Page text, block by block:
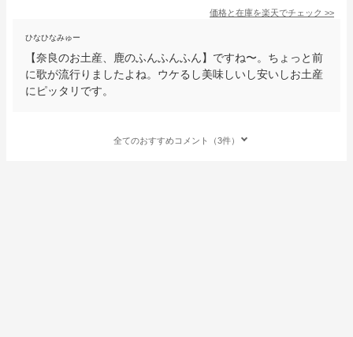
価格と在庫を楽天でチェック >>
ひなひなみゅー
【奈良のお土産、鹿のふんふんふん】ですね〜。ちょっと前
に歌が流行りましたよね。ウケるし美味しいし安いしお土産
にピッタリです。
全てのおすすめコメント（3件）